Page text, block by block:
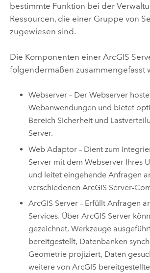
bestimmte Funktion bei der
Ressourcen, die einer Gruppe von
zugewiesen sind.
Die Komponenten einer ArcGIS
folgendermaßen zusammengefasst
Webserver – Der Webserver
Webanwendungen und bietet
Bereich Sicherheit und
Server.
Web Adaptor – Dient zum
Server mit dem Webserver Ihres
und leitet eingehende Anfragen
verschiedenenArcGIS Server-
ArcGIS Server – Erfüllt Anfragen
Services. ÜberArcGIS Server
gezeichnet, Werkzeuge
bereitgestellt, Datenbanken
Geometrie projiziert, Daten
weitere von ArcGIS